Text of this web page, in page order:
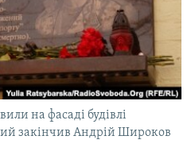
на фасаді будівлі
закінчив Андрій Широков